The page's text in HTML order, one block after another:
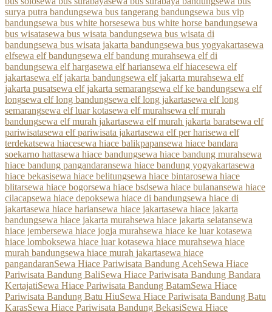
surya putra bandungsewa bus tangerang bandungsewa bus vip
bandungsewa bus white horsesewa bus white horse bandungsewa
bus wisatasewa bus wisata bandungsewa bus wisata di
bandungsewa bus wisata jakarta bandungsewa bus yogyakartasewa
elfsewa elf bandungsewa elf bandung murahsewa elf di
bandungsewa elf hargasewa elf hariansewa elf hiacesewa elf
jakartasewa elf jakarta bandungsewa elf jakarta murahsewa elf
jakarta pusatsewa elf jakarta semarangsewa elf ke bandungsewa elf
longsewa elf long bandungsewa elf long jakartasewa elf long
semarangsewa elf luar kotasewa elf murahsewa elf murah
bandungsewa elf murah jakartasewa elf murah jakarta baratsewa elf
pariwisatasewa elf pariwisata jakartasewa elf per harisewa elf
terdekatsewa hiacesewa hiace balikpapansewa hiace bandara
soekarno hattasewa hiace bandungsewa hiace bandung murahsewa
hiace bandung pangandaransewa hiace bandung yogyakartasewa
hiace bekasisewa hiace belitungsewa hiace bintarosewa hiace
blitarsewa hiace bogorsewa hiace bsdsewa hiace bulanansewa hiace
cilacapsewa hiace depoksewa hiace di bandungsewa hiace di
jakartasewa hiace hariansewa hiace jakartasewa hiace jakarta
bandungsewa hiace jakarta murahsewa hiace jakarta selatansewa
hiace jembersewa hiace jogja murahsewa hiace ke luar kotasewa
hiace lomboksewa hiace luar kotasewa hiace murahsewa hiace
murah bandungsewa hiace murah jakartasewa hiace
pangandaranSewa Hiace Pariwisata Bandung AcehSewa Hiace
Pariwisata Bandung BaliSewa Hiace Pariwisata Bandung Bandara
KertajatiSewa Hiace Pariwisata Bandung BatamSewa Hiace
Pariwisata Bandung Batu HiuSewa Hiace Pariwisata Bandung Batu
KarasSewa Hiace Pariwisata Bandung BekasiSewa Hiace